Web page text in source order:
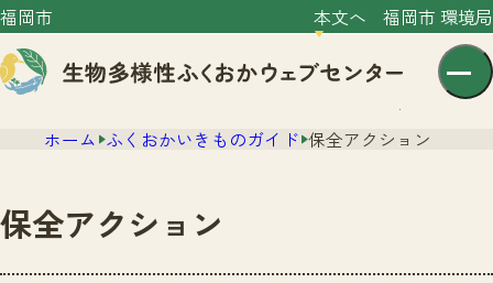
福岡市 本文へ 福岡市 環境局
センター紹介
ホーム ふくおかいきものガイド 保全アクション
保全アクション